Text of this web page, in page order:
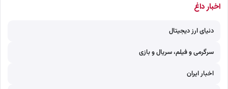
اخبار داغ
دنیای ارز دیجیتال
سرگرمی و فیلم، سریال و بازی
اخبار ایران